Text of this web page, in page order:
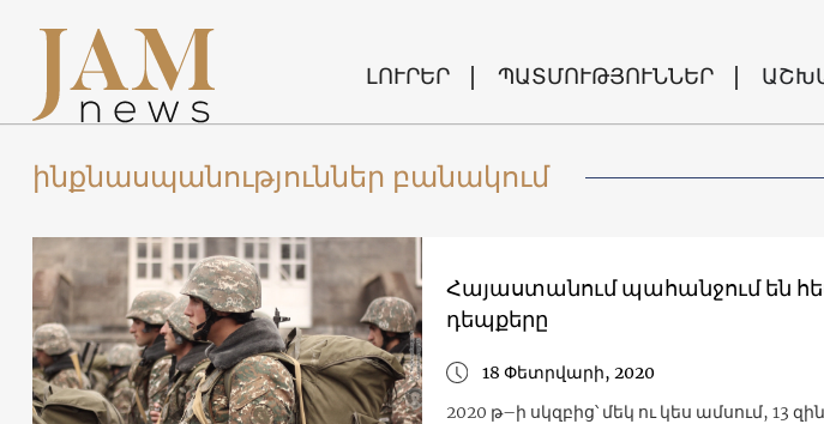
ԼՈՒՐԵՐ ՊԱՏՄՈՒԹՅՈՒՆՆԵՐ
ինքնասպանություններ բանակում
Հայաստանում պահանջում են
դեպքերը
18 Փետրվարի, 2020
2020 թ–ի սկզբից՝ մեկ ու կես ամսում, 13